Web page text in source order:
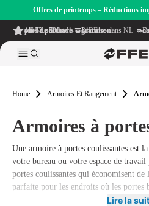
Offres de printemps – Réductions
4.6/5
à partir de plus de 500 avis
sur TrustPilot Livraison gratuite
dans NL & BE Délai de
Home Armoires Et Rangement
Armoires à
Une armoire à portes coulissantes est
votre bureau ou votre espace de travail
portes coulissantes qui économisent de
parfaite pour les endroits où les portes
Que vous souhaitiez ranger desLire la